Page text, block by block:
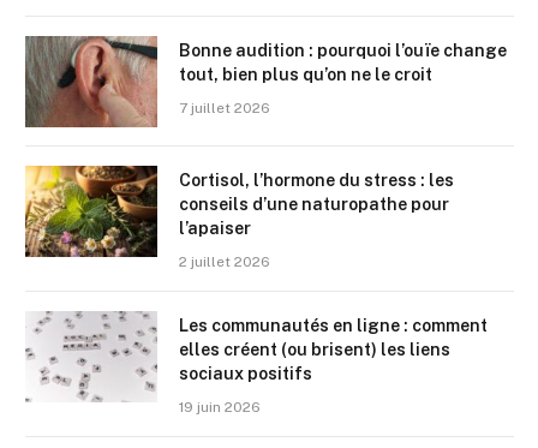
Bonne audition : pourquoi l’ouïe change
tout, bien plus qu’on ne le croit
7 juillet 2026
Cortisol, l’hormone du stress : les
conseils d’une naturopathe pour
l’apaiser
2 juillet 2026
Les communautés en ligne : comment
elles créent (ou brisent) les liens
sociaux positifs
19 juin 2026